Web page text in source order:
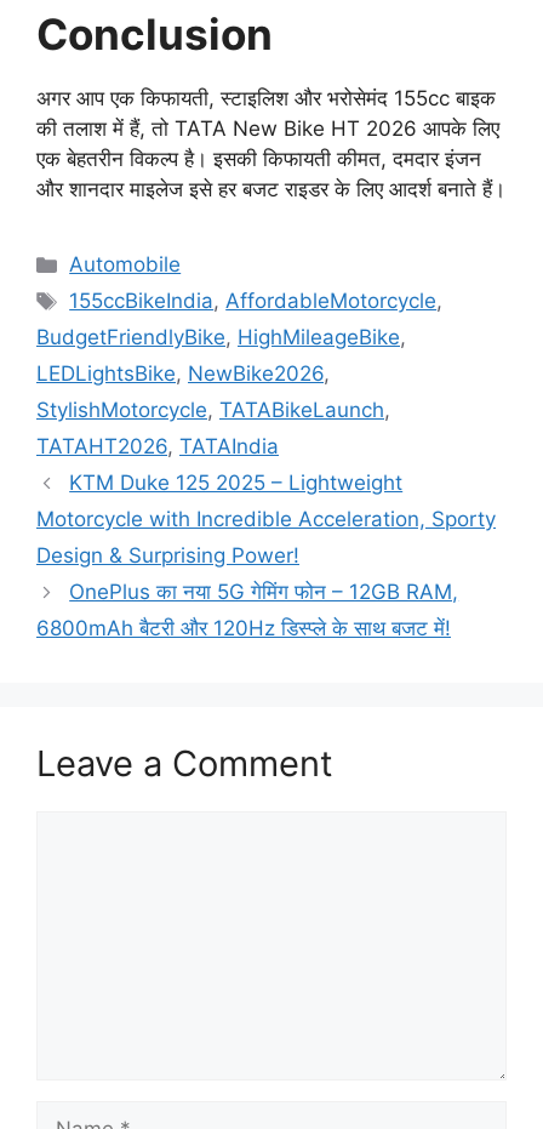
Conclusion
अगर आप एक किफायती, स्टाइलिश और भरोसेमंद 155cc बाइक
की तलाश में हैं, तो TATA New Bike HT 2026 आपके लिए
एक बेहतरीन विकल्प है। इसकी किफायती कीमत, दमदार इंजन
और शानदार माइलेज इसे हर बजट राइडर के लिए आदर्श बनाते हैं।
Categories
Automobile
Tags
155ccBikeIndia,AffordableMotorcycle,
BudgetFriendlyBike, HighMileageBike,
LEDLightsBike, NewBike2026,
StylishMotorcycle, TATABikeLaunch,
TATAHT2026, TATAIndia
KTM Duke 125 2025 – Lightweight
Motorcycle with Incredible Acceleration, Sporty
Design & Surprising Power!
OnePlus का नया 5G गेमिंग फोन – 12GB RAM,
6800mAh बैटरी और 120Hz डिस्प्ले के साथ बजट में!
Leave a Comment
Name